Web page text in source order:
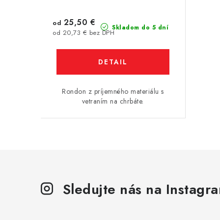
Skladom do 5 dní
od 20,73 € bez DPH
od 25,50 €
DETAIL
Rondon z príjemného materiálu s
vetraním na chrbáte.
Sledujte nás na